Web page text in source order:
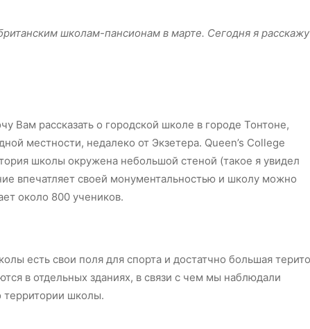
школам-пансионам в марте. Сегодня я
Вам рассказать о городской школе в городе Тонтоне,
местности, недалеко от Экзетера. Queen’s College
школы окружена небольшой стеной (такое я увидел
впечатляет своей монументальностью и школу можно
около 800 учеников.
есть свои поля для спорта и достатчно большая
в отдельных зданиях, в связи с чем мы наблюдали
территории школы.